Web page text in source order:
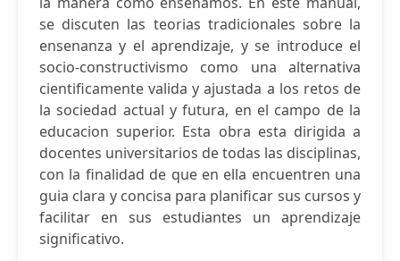
se discuten las teorias tradicionales sobre la
ensenanza y el aprendizaje, y se introduce el
socio-constructivismo como una alternativa
cientificamente valida y ajustada a los retos de
la sociedad actual y futura, en el campo de la
educacion superior. Esta obra esta dirigida a
docentes universitarios de todas las disciplinas,
con la finalidad de que en ella encuentren una
guia clara y concisa para planificar sus cursos y
facilitar en sus estudiantes un aprendizaje
significativo.